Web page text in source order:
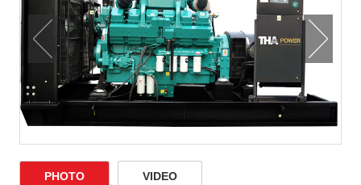
PHOTO VIDEO